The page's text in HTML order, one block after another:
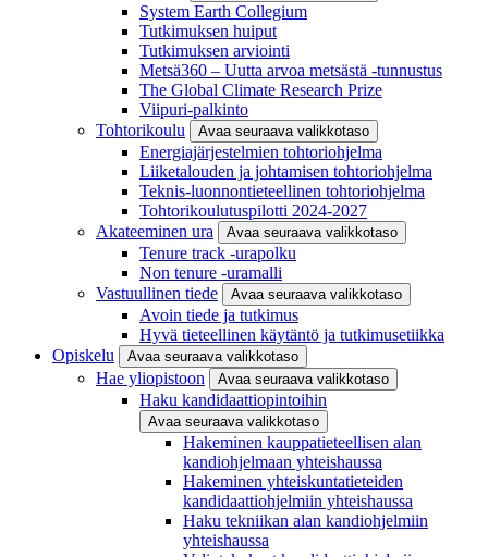
System Earth Collegium
Tutkimuksen huiput
Tutkimuksen arviointi
Metsä360 – Uutta arvoa metsästä -tunnustus
The Global Climate Research Prize
Viipuri-palkinto
Tohtorikoulu
Avaa seuraava valikkotaso
Energiajärjestelmien tohtoriohjelma
Liiketalouden ja johtamisen tohtoriohjelma
Teknis-luonnontieteellinen tohtoriohjelma
Tohtorikoulutuspilotti 2024-2027
Akateeminen ura
Avaa seuraava valikkotaso
Tenure track -urapolku
Non tenure -uramalli
Vastuullinen tiede
Avaa seuraava valikkotaso
Avoin tiede ja tutkimus
Hyvä tieteellinen käytäntö ja tutkimusetiikka
Opiskelu
Avaa seuraava valikkotaso
Hae yliopistoon Avaa seuraava valikkotaso
Haku kandidaattiopintoihin
Avaa seuraava valikkotaso
Hakeminen kauppatieteellisen alan
kandiohjelmaan yhteishaussa
Hakeminen yhteiskuntatieteiden
kandidaattiohjelmiin yhteishaussa
Haku tekniikan alan kandiohjelmiin
yhteishaussa